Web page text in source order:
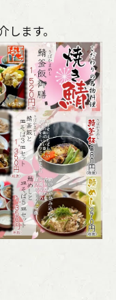
ます。